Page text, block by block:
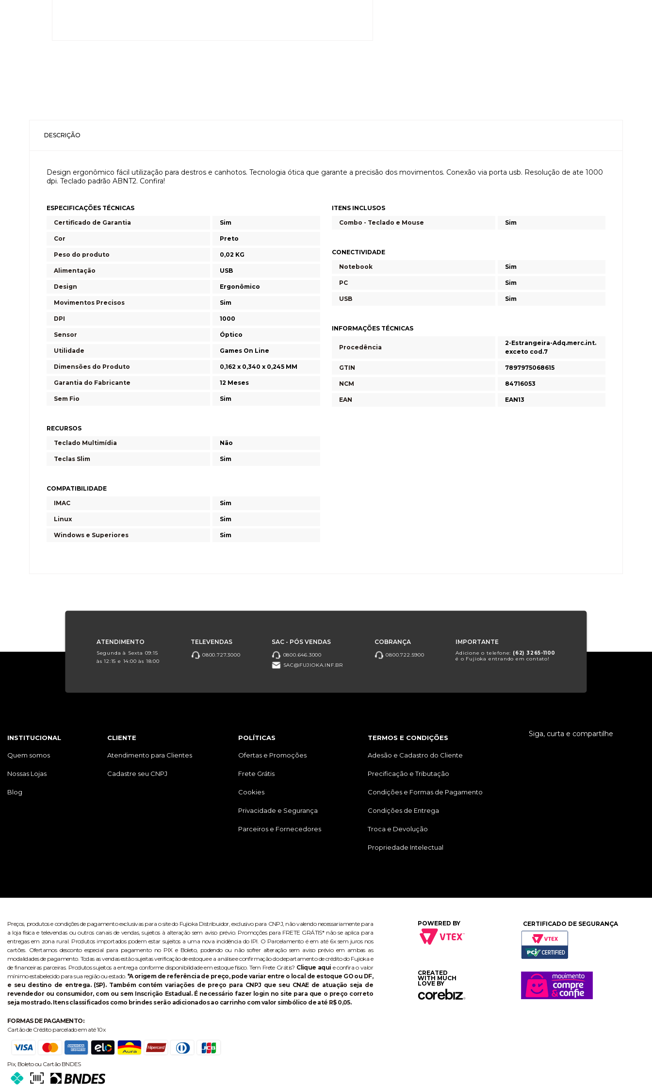
DESCRIÇÃO
Design ergonômico fácil utilização para destros e canhotos. Tecnologia ótica que garante a precisão dos movimentos. Conexão via porta usb. Resolução de ate 1000
dpi. Teclado padrão ABNT2. Confira!
ESPECIFICAÇÕES TÉCNICAS
Certificado de Garantia
Sim
Cor Preto
Peso do produto 0,02 KG
Alimentação USB
Design Ergonômico
Movimentos Precisos Sim
DPI 1000
Sensor Óptico
Utilidade Games On Line
Dimensões do Produto 0,162 x 0,340 x 0,245 MM
Garantia do Fabricante 12 Meses
Sem Fio Sim
RECURSOS
Teclado Multimídia
Não
Teclas Slim Sim
COMPATIBILIDADE
IMAC
Sim
Linux Sim
Windows e Superiores Sim
ITENS INCLUSOS
Combo - Teclado e Mouse
Sim
CONECTIVIDADE
Notebook
Sim
PC Sim
USB Sim
INFORMAÇÕES TÉCNICAS
Procedência
2-Estrangeira-Adq.merc.int.
exceto cod.7
GTIN 7897975068615
NCM 84716053
EAN EAN13
ATENDIMENTO
Segunda à Sexta 09:15
às 12:15 e 14:00 às 18:00
TELEVENDAS
0800.727.3000
SAC - PÓS VENDAS
0800.646.3000
SAC@FUJIOKA.INF.BR
COBRANÇA
0800.722.5900
IMPORTANTE
Adicione o telefone: (62) 3265-1100
é o Fujioka entrando em contato!
INSTITUCIONAL
Quem somos
Nossas Lojas
Blog
CLIENTE
Atendimento para Clientes
Cadastre seu CNPJ
POLÍTICAS
Ofertas e Promoções
Frete Grátis
Cookies
Privacidade e Segurança
Parceiros e Fornecedores
TERMOS E CONDIÇÕES
Adesão e Cadastro do Cliente
Precificação e Tributação
Condições e Formas de Pagamento
Condições de Entrega
Troca e Devolução
Propriedade Intelectual
Siga, curta e compartilhe
Preços, produtos e condições de pagamento exclusivas para o site do Fujioka Distribuidor, exclusivo para CNPJ, não valendo necessariamente para
a loja física e televendas ou outros canais de vendas, sujeitos à alteração sem aviso prévio. Promoções para FRETE GRÁTIS* não se aplica para
entregas em zona rural. Produtos importados podem estar sujeitos a uma nova incidência do IPI. O Parcelamento é em até 6x sem juros nos
cartões. Ofertamos desconto especial para pagamento no PIX e Boleto, podendo ou não sofrer alteração sem aviso prévio em ambas as
modalidades de pagamento. Todas as vendas estão sujeitas verificação de estoque e a análise e confirmação do departamento de crédito do Fujioka e
de financeiras parceiras. Produtos sujeitos a entrega conforme disponibilidade em estoque físico. Tem Frete Grátis? Clique aqui e confira o valor
mínimo estabelecido para sua região ou estado. *A origem de referência de preço, pode variar entre o local de estoque GO ou DF,
e seu destino de entrega. (SP). Também contém variações de preço para CNPJ que seu CNAE de atuação seja de
revendedor ou consumidor, com ou sem Inscrição Estadual. É necessário fazer login no site para que o preço correto
seja mostrado. Itens classificados como brindes serão adicionados ao carrinho com valor simbólico de até R$ 0,05.
FORMAS DE PAGAMENTO:
Cartão de Crédito parcelado em até 10x
Pix, Boleto ou Cartão BNDES
POWERED BY
CREATED
WITH MUCH
LOVE BY
CERTIFICADO DE SEGURANÇA